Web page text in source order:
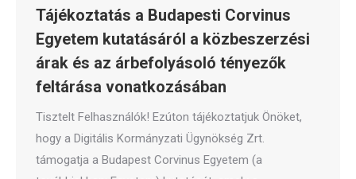
Tájékoztatás a Budapesti Corvinus
Egyetem kutatásáról a közbeszerzési
árak és az árbefolyásoló tényezők
feltárása vonatkozásában
Tisztelt Felhasználók! Ezúton tájékoztatjuk Önöket,
hogy a Digitális Kormányzati Ügynökség Zrt.
támogatja a Budapest Corvinus Egyetem (a